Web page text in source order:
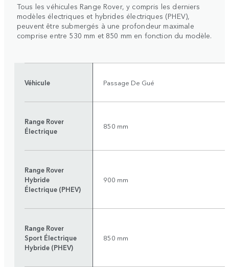
Tous les véhicules Range Rover, y compris les derniers
modèles électriques et hybrides électriques (PHEV),
peuvent être submergés à une profondeur maximale
comprise entre 530 mm et 850 mm en fonction du modèle.
Véhicule Passage De Gué
Range Rover
Électrique
850 mm
Range Rover
Hybride
Électrique (PHEV)
900 mm
Range Rover
Sport Électrique
Hybride (PHEV)
850 mm